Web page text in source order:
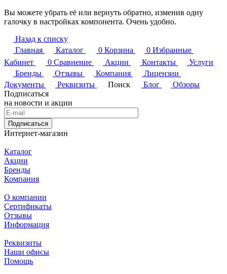
Вы можете убрать её или вернуть обратно, изменив одну
галочку в настройках компонента. Очень удобно.
Назад к списку
Главная
Каталог 0 Корзина 0 Избранные
Кабинет
0 Сравнение Акции Контакты
Услуги
Бренды
Отзывы Компания
Лицензии
Документы
Реквизиты Поиск Блог
Обзоры
Подписаться
на новости и акции
Подписаться
Интернет-магазин
Каталог
Акции
Бренды
Компания
О компании
Сертификаты
Отзывы
Информация
Реквизиты
Наши офисы
Помощь